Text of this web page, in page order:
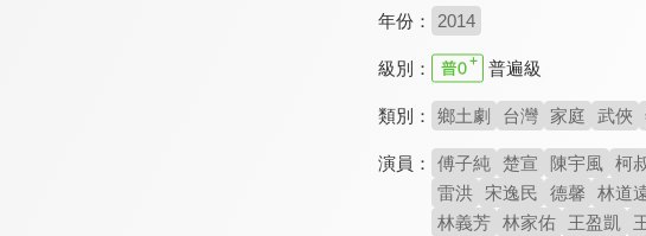
年份： 2014
級別： 普遍級
類別： 鄉土劇 台灣 家庭 武俠
演員： 傅子純 楚宣 陳宇風 柯
雷洪
宋逸民 德馨 林道
林義芳 林家佑 王盈凱